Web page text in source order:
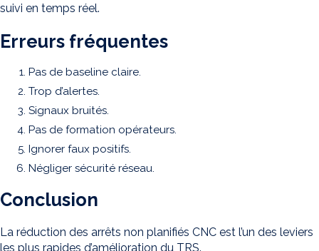
suivi en temps réel.
Erreurs fréquentes
Pas de baseline claire.
Trop d’alertes.
Signaux bruités.
Pas de formation opérateurs.
Ignorer faux positifs.
Négliger sécurité réseau.
Conclusion
La réduction des arrêts non planifiés CNC est l’un des leviers
les plus rapides d’amélioration du TRS.